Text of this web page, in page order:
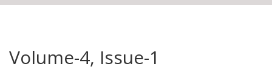
Volume-4, Issue-1